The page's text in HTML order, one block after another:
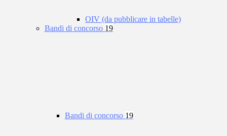
OIV (da pubblicare in tabelle)
Bandi di concorso 19
Bandi di concorso 19